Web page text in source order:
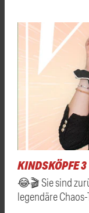
KINDSKÖPFE 3
😂🎬 Sie sind
legendäre